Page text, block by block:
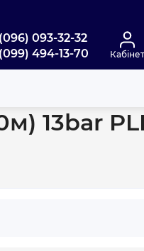
093-32-32
494-13-70
Кабінет
13bar